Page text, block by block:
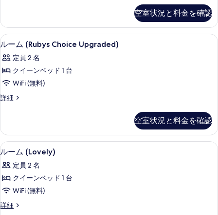
真
を
表
示
す
る
て
の
写
真
を
表
示
の
詳
細
空室状況と料金を確認
ル
ー
ム
(Rubys
Choice
Upgraded)
べ
て
の
写
真
を
低刺激性寝具、セーフティボックス
7
ルーム (Rubys Choice Upgraded)
定員 2 名
クイーンベッド 1 台
WiFi (無料)
詳細
ル
Choice
Upgraded)
の
細
空室状況と料金を確認
ル
ー
ム
(Lovely)
の
す
ルーム (Lovely) | 低刺激性寝具、セ
8
ルーム (Lovely)
定員 2 名
クイーンベッド 1 台
WiFi (無料)
詳細
ル